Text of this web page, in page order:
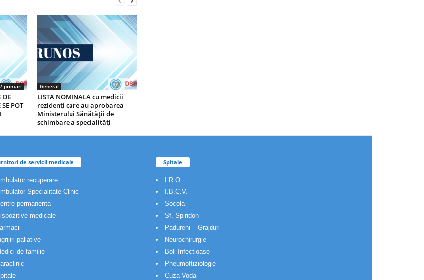
primari
DE
SE POT
General
LISTA NOMINALA cu medicii
rezidenţi care au aprobarea
Ministerului Sănătăţii de
schimbare a specialităţi
de servicii medicale
recuperare
Specialitate Clinic
permanenta
medicale
paliative
de familie
Spitale
I.R.O.
I.B.C.V.
Socola
Sf. Spiridon
Padureni – Grajduri
Neurochirurgie
Boli Infectioase
Pneumoftiziologie
Cuza Voda